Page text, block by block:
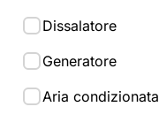
Dissalatore
Generatore
Aria condizionata